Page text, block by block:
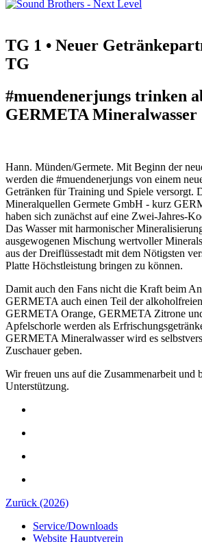
TG 1 • Neuer
TG
#muendenerjungs trinken
GERMETA Mineralwasser
Hann. Münden/Germete. Mit Beginn der
werden die #muendenerjungs von einem
Getränken für Training und Spiele versorgt.
Mineralquellen Germete GmbH - kurz
haben sich zunächst auf eine Zwei-Jahres-
Das Wasser mit harmonischer
ausgewogenen Mischung wertvoller
aus der Dreiflüssestadt mit dem Nötigsten
Platte Höchstleistung bringen zu können.
Damit auch den Fans nicht die Kraft beim
GERMETA auch einen Teil der
GERMETA Orange, GERMETA Zitrone
Apfelschorle werden als
GERMETA Mineralwasser wird es
Zuschauer geben.
Wir freuen uns auf die Zusammenarbeit und
Unterstützung.
Zurück (2026)
Service/Downloads
Website Hauptverein